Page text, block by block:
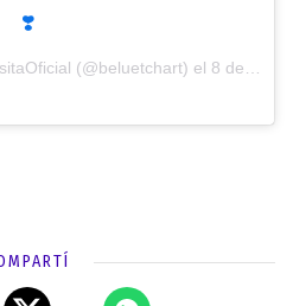
❣️
(@beluetchart) el 8 de Ene de 2017 a la(s) 5:31 PST